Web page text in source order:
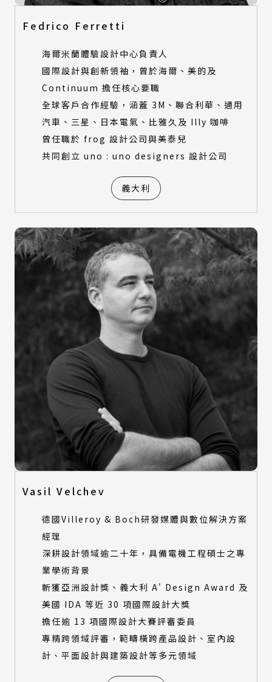
Fedrico Ferretti
海爾米蘭體驗設計中心負責人
國際設計與創新領袖，曾於海爾、美的及
Continuum 擔任核心要職
全球客戶合作經驗，涵蓋 3M、聯合利華、通用
汽車、三星、日本電氣、比雅久及 Illy 咖啡
曾任職於 frog 設計公司與美泰兒
共同創立 uno : uno designers 設計公司
義大利
Vasil Velchev
德國Villeroy & Boch研發媒體與數位解決方案
經理
深耕設計領域逾二十年，具備電機工程碩士之專
業學術背景
斬獲亞洲設計獎、義大利 A' Design Award 及
美國 IDA 等近 30 項國際設計大獎
擔任逾 13 項國際設計大賽評審委員
專精跨領域評審，範疇橫跨產品設計、室內設
計、平面設計與建築設計等多元領域